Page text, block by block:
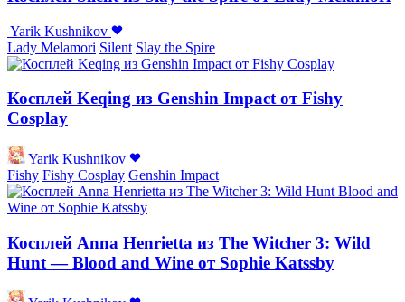
Yarik Kushnikov
Lady Melamori Silent Slay the Spire
Косплей Keqing из Genshin Impact от Fishy
Cosplay
Yarik Kushnikov
Fishy Fishy Cosplay Genshin Impact
Косплей Anna Henrietta из The Witcher 3: Wild
Hunt — Blood and Wine от Sophie Katssby